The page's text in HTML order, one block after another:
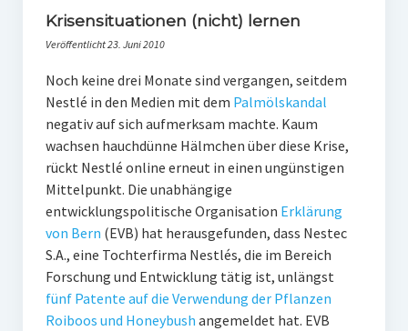
PR-Ethik
PR-Studien
Gesellschaft & Medien
Infografik-Themengarten
Künstliche Intelligenz
Wasserknappheit in Deutschland
Klimaneutrales Tanken
Krisensituationen (nicht) lernen
Veröffentlicht 23. Juni 2010
Noch keine drei Monate sind vergangen, seitdem
Nestlé in den Medien mit dem Palmölskandal
negativ auf sich aufmerksam machte. Kaum
wachsen hauchdünne Hälmchen über diese Krise,
rückt Nestlé online erneut in einen ungünstigen
Mittelpunkt. Die unabhängige
entwicklungspolitische Organisation Erklärung
von Bern (EVB) hat herausgefunden, dass Nestec
S.A., eine Tochterfirma Nestlés, die im Bereich
Forschung und Entwicklung tätig ist, unlängst
fünf Patente auf die Verwendung der Pflanzen
Roiboos und Honeybush angemeldet hat. EVB